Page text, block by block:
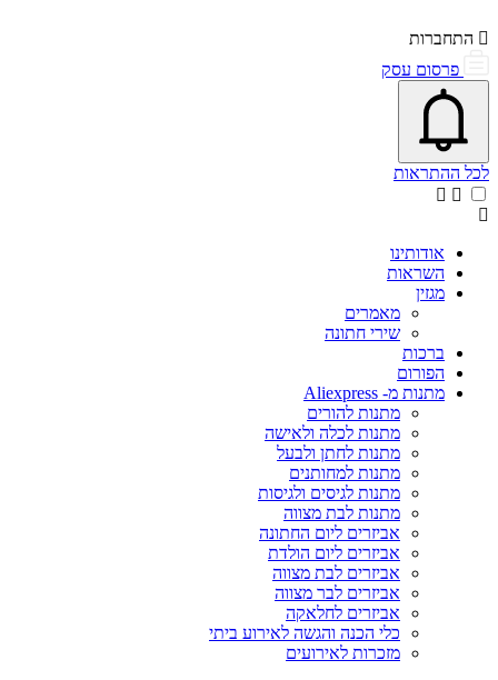
התחברות
פרסום עסק
פתיחת\סגירת מרכז התראות
אייקון פעמון
לכל ההתראות
אודותינו
השראות
מגזין
מאמרים
שירי חתונה
ברכות
הפורום
מתנות מ- Aliexpress
מתנות להורים
מתנות לכלה ולאישה
מתנות לחתן ולבעל
מתנות למחותנים
מתנות לגיסים ולגיסות
מתנות לבת מצווה
אביזרים ליום החתונה
אביזרים ליום הולדת
אביזרים לבת מצווה
אביזרים לבר מצווה
אביזרים לחלאקה
כלי הכנה והגשה לאירוע ביתי
מזכרות לאירועים